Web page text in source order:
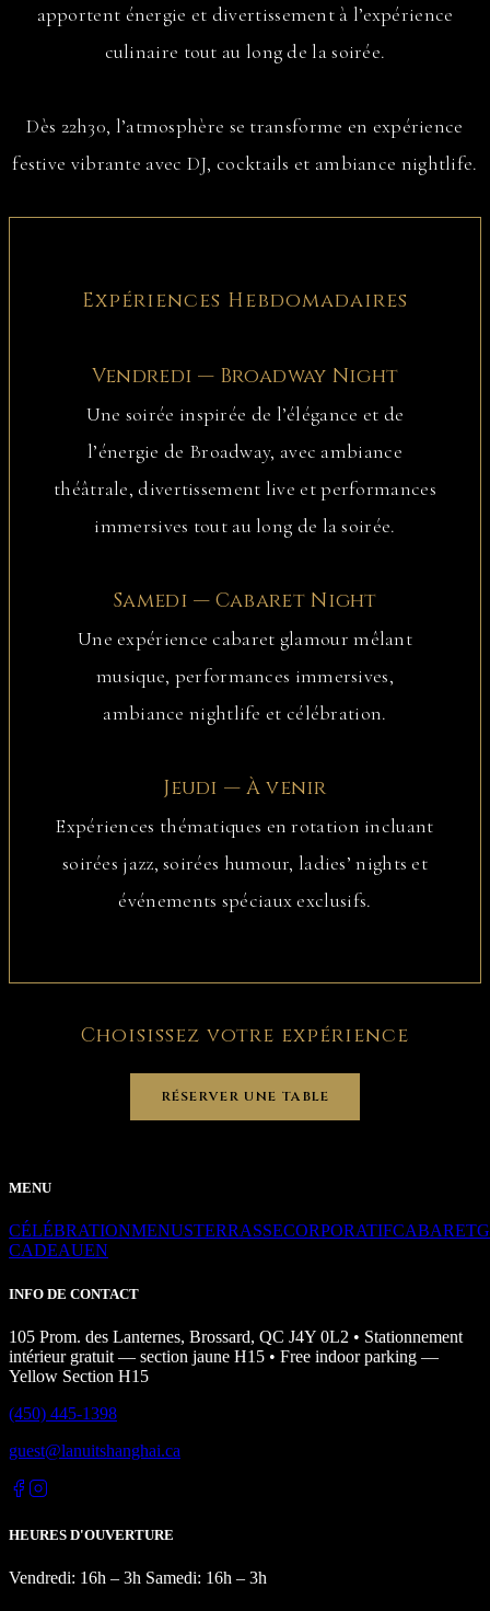
apportent énergie et divertissement à l’expérience
culinaire tout au long de la soirée.
Dès 22h30, l’atmosphère se transforme en expérience
festive vibrante avec DJ, cocktails et ambiance nightlife.
Expériences Hebdomadaires
Vendredi — Broadway Night
Une soirée inspirée de l’élégance et de
l’énergie de Broadway, avec ambiance
théâtrale, divertissement live et performances
immersives tout au long de la soirée.
Samedi — Cabaret Night
Une expérience cabaret glamour mêlant
musique, performances immersives,
ambiance nightlife et célébration.
Jeudi — À venir
Expériences thématiques en rotation incluant
soirées jazz, soirées humour, ladies’ nights et
événements spéciaux exclusifs.
Choisissez votre expérience
RÉSERVER UNE TABLE
MENU
CÉLÉBRATIONMENUSTERRASSECORPORATIFCABARET
CADEAUEN
INFO DE CONTACT
105 Prom. des Lanternes, Brossard, QC J4Y 0L2 • Stationnement
intérieur gratuit — section jaune H15 • Free indoor parking —
Yellow Section H15
(450) 445-1398
guest@lanuitshanghai.ca
HEURES D'OUVERTURE
Vendredi: 16h – 3h Samedi: 16h – 3h